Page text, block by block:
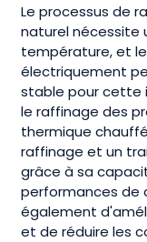
Le processus de
naturel nécessite
température, et
électriquement
stable pour cette
le raffinage des
thermique
raffinage et un
grâce à sa
performances
également
et de réduire les